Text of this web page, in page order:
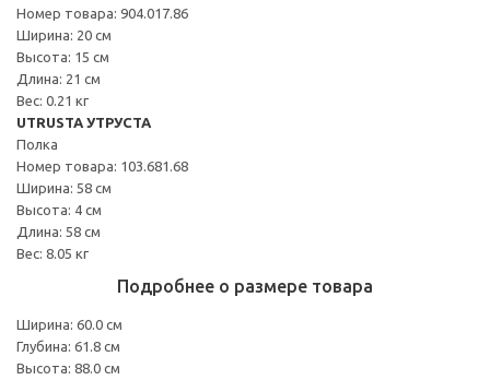
Номер товара: 904.017.86
Ширина: 20 см
Высота: 15 см
Длина: 21 см
Вес: 0.21 кг
UTRUSTA УТРУСТА
Полка
Номер товара: 103.681.68
Ширина: 58 см
Высота: 4 см
Длина: 58 см
Вес: 8.05 кг
Подробнее о размере товара
Ширина: 60.0 см
Глубина: 61.8 см
Высота: 88.0 см